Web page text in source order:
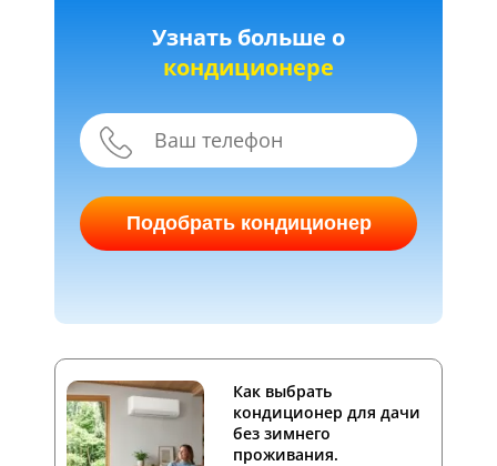
Узнать больше о
кондиционере
Подобрать кондиционер
Как выбрать
кондиционер для дачи
без зимнего
проживания.